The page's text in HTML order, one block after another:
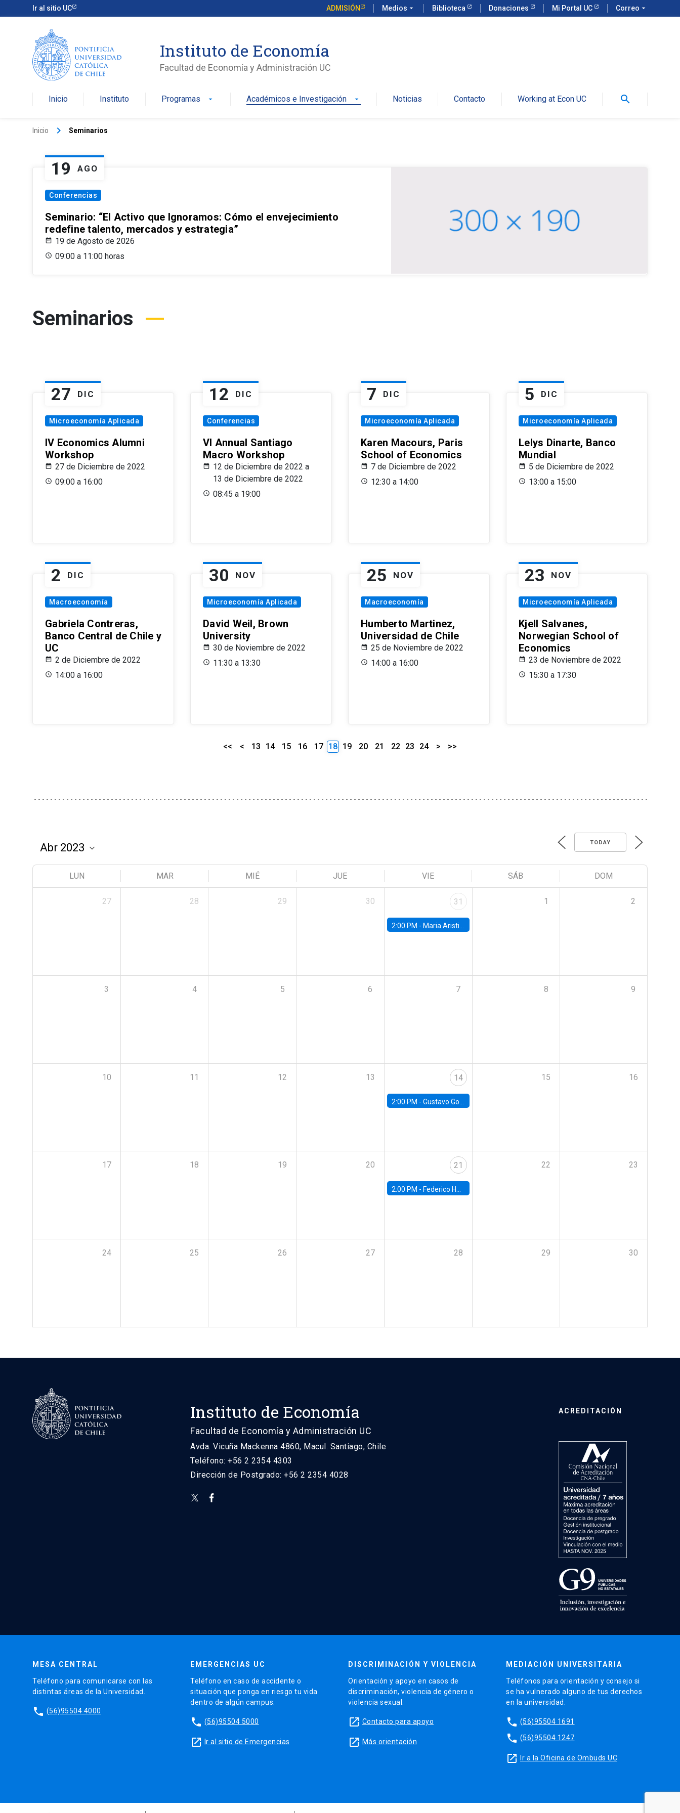
Ir al sitio UC ADMISIÓN Medios arrow_drop_down Biblioteca Donaciones Mi Portal UC Correo arrow_drop_down
Instituto de Economía
Facultad de Economía y Administración UC
Inicio Instituto Programas arrow_drop_down Académicos e Investigación arrow_drop_down Noticias Contacto Working at Econ UC search
Inicio keyboard_arrow_right Seminarios
19 AGO
Conferencias
Seminario: “El Activo que Ignoramos: Cómo el envejecimiento
redefine talento, mercados y estrategia”
19 de Agosto de 2026
09:00 a 11:00 horas
Seminarios
27 DIC
Microeconomía Aplicada
IV Economics Alumni
Workshop
27 de Diciembre de 2022
09:00 a 16:00
12 DIC
Conferencias
VI Annual Santiago
Macro Workshop
12 de Diciembre de 2022 a
13 de Diciembre de 2022
08:45 a 19:00
7 DIC
Microeconomía Aplicada
Karen Macours, Paris
School of Economics
7 de Diciembre de 2022
12:30 a 14:00
5 DIC
Microeconomía Aplicada
Lelys Dinarte, Banco
Mundial
5 de Diciembre de 2022
13:00 a 15:00
2 DIC
Macroeconomía
Gabriela Contreras,
Banco Central de Chile y
UC
2 de Diciembre de 2022
14:00 a 16:00
30 NOV
Microeconomía Aplicada
David Weil, Brown
University
30 de Noviembre de 2022
11:30 a 13:30
25 NOV
Macroeconomía
Humberto Martinez,
Universidad de Chile
25 de Noviembre de 2022
14:00 a 16:00
23 NOV
Microeconomía Aplicada
Kjell Salvanes,
Norwegian School of
Economics
23 de Noviembre de 2022
15:30 a 17:30
<< < 13 14 15 16 17 18 19 20 21 22 23 24 > >>
TODAY
LUN MAR MIÉ JUE VIE SÁB DOM
27 28 29 30 31
2:00 PM - Maria Aristizabal-Ramirez, FED Board
1 2
3 4 5 6 7 8 9
10 11 12 13 14
2:00 PM - Gustavo González - Banco Central de Chile
15 16
17 18 19 20 21
2:00 PM - Federico Huneeus - Banco Central de Chile
22 23
24 25 26 27 28 29 30
Instituto de Economía
Facultad de Economía y Administración UC
Avda. Vicuña Mackenna 4860, Macul. Santiago, Chile
Teléfono: +56 2 2354 4303
Dirección de Postgrado: +56 2 2354 4028
ACREDITACIÓN
MESA CENTRAL
Teléfono para comunicarse con las
distintas áreas de la Universidad.
phone (56)95504 4000
EMERGENCIAS UC
Teléfono en caso de accidente o
situación que ponga en riesgo tu vida
dentro de algún campus.
phone (56)95504 5000
launch Ir al sitio de Emergencias
DISCRIMINACIÓN Y VIOLENCIA
Orientación y apoyo en casos de
discriminación, violencia de género o
violencia sexual.
launch Contacto para apoyo
launch Más orientación
MEDIACIÓN UNIVERSITARIA
Teléfonos para orientación y consejo si
se ha vulnerado alguno de tus derechos
en la universidad.
phone (56)95504 1691
phone (56)95504 1247
launch Ir a la Oficina de Ombuds UC